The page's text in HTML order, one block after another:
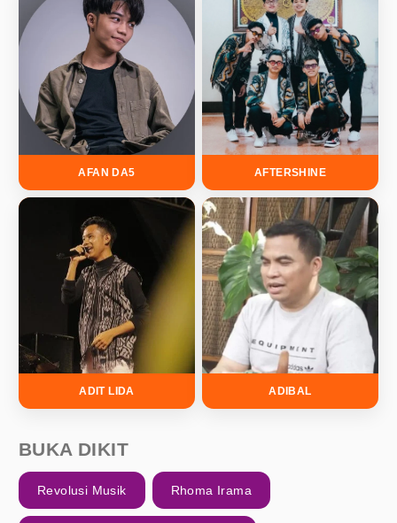
AFAN DA5 AFTERSHINE
ADIT LIDA ADIBAL
BUKA DIKIT
Revolusi Musik Rhoma Irama